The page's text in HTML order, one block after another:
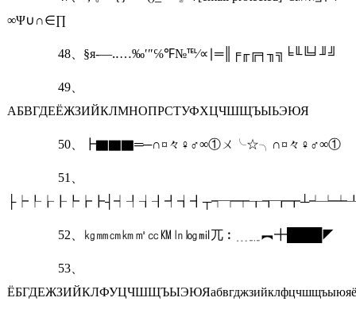
∞Ψ∪∩∈∏
48、§я-―‥…‰′″℅℉№℡∕∝∣═║╒╓╔╕╖╗╘╙╚╛╜╝
49、
АБВГДЕЁЖЗИЙКЛМНОПРСТУФХЦЧШЩЪЫЬЭЮЯ
50、┣▇▇▇═─∩¤々♀♂∞①ㄨ╰☆╮∩¤々♀♂∞①
51、
52、㎏㎜㎝㎞㎡㏄㏎㏑㏒㏕兀︰﹍﹎︻╋████◤
53、
ЁБГДЕЖЗИЙКЛФУЦЧШЩЪЫЭЮЯабвгджзийклфцчшщъыюяё